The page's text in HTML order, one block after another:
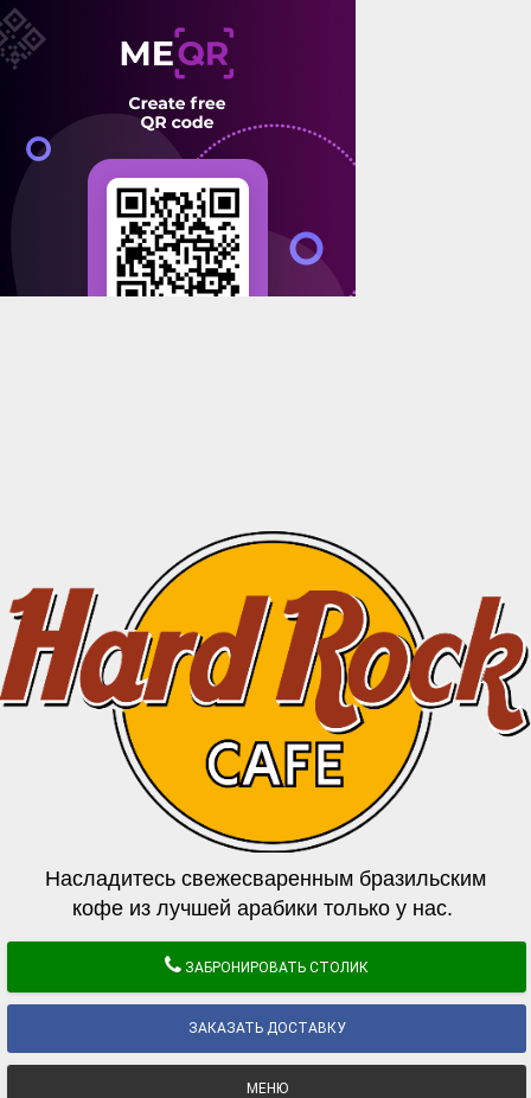
Насладитесь свежесваренным бразильским
кофе из лучшей арабики только у нас.
ЗАБРОНИРОВАТЬ СТОЛИК
ЗАКАЗАТЬ ДОСТАВКУ
МЕНЮ